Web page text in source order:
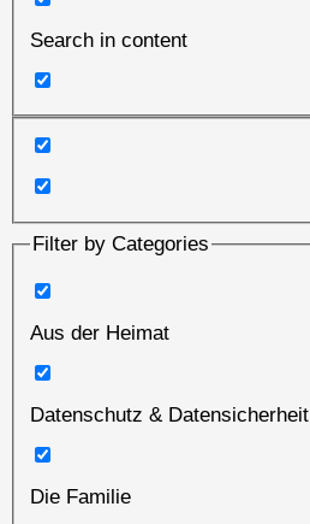
Search in content
Filter by Categories
Aus der Heimat
Datenschutz & Datensicherheit
Die Familie